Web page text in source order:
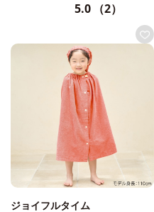
5.0 （2）
ジョイフルタイム